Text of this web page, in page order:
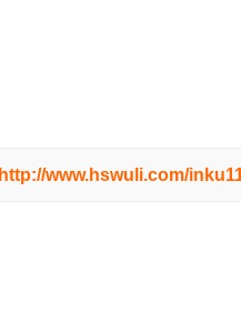
http://www.hswuli.com/